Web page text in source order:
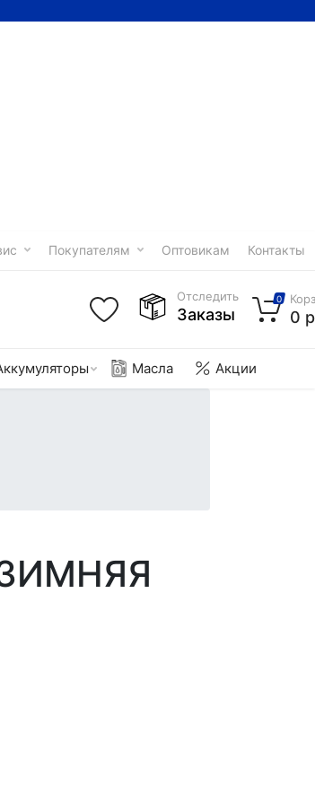
Покупателям Оптовикам Контакты
Масла Акции
Отследить
Заказы
0
0
ЗИМНЯЯ